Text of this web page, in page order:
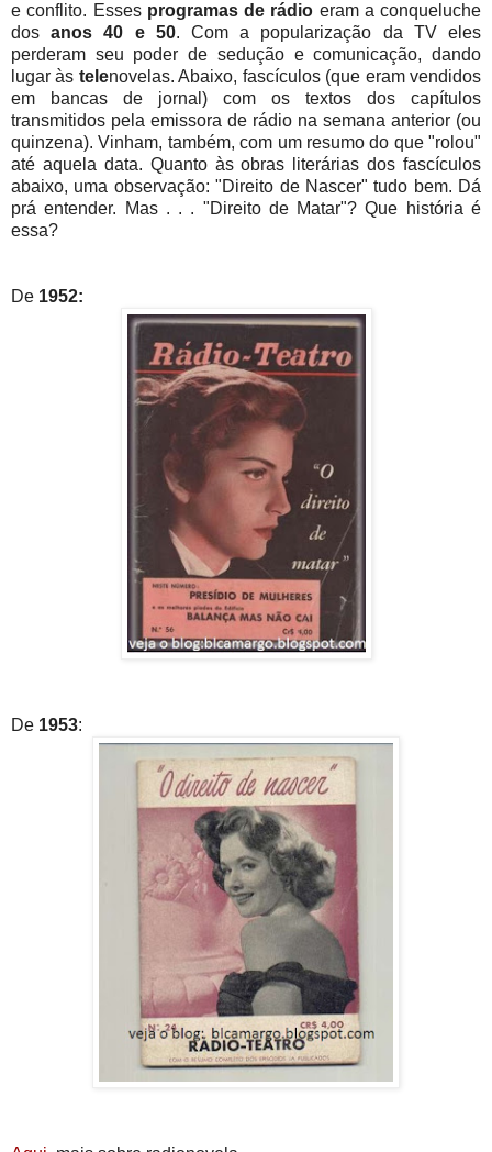
e conflito. Esses programas de rádio eram a conqueluche
dosanos 40 e 50. Com a popularização da TV eles
perderam seu poder de sedução e comunicação, dando
lugar às telenovelas. Abaixo, fascículos (que eram vendidos
em bancas de jornal) com os textos dos capítulos
transmitidos pela emissora de rádio na semana anterior (ou
quinzena). Vinham, também, com um resumo do que "rolou"
até aquela data. Quanto às obras literárias dos fascículos
abaixo, uma observação: "Direito de Nascer" tudo bem. Dá
prá entender. Mas . . . "Direito de Matar"? Que história é
essa?
De 1952:
De 1953: